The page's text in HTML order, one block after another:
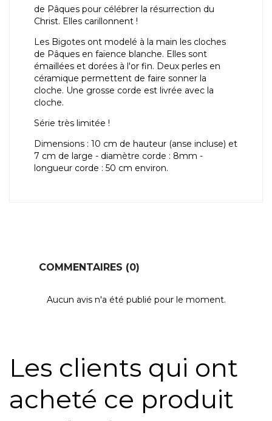
de Pâques pour célébrer la résurrection du
Christ. Elles carillonnent !
Les Bigotes ont modelé à la main les cloches
de Pâques en faïence blanche. Elles sont
émaillées et dorées à l'or fin. Deux perles en
céramique permettent de faire sonner la
cloche. Une grosse corde est livrée avec la
cloche.
Série très limitée !
Dimensions : 10 cm de hauteur (anse incluse) et
7 cm de large - diamètre corde : 8mm -
longueur corde : 50 cm environ.
COMMENTAIRES (0)
Aucun avis n'a été publié pour le moment.
Les clients qui ont
acheté ce produit